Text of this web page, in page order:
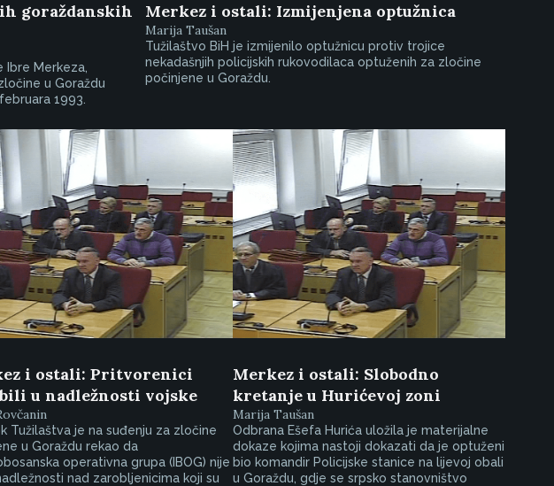
goraždanskih
Ibre Merkeza,
u Goraždu
1993.
Merkez i ostali: Izmijenjena optužnica
Marija Taušan
Tužilaštvo BiH je izmijenilo optužnicu protiv trojice
nekadašnjih policijskih rukovodilaca optuženih za zločine
počinjene u Goraždu.
i ostali: Pritvorenici
u nadležnosti vojske
Tužilaštva je na suđenju za zločine
u Goraždu rekao da
operativna grupa (IBOG) nije
nad zarobljenicima koji su
Merkez i ostali: Slobodno
kretanje u Hurićevoj zoni
Marija Taušan
Odbrana Ešefa Hurića uložila je materijalne
dokaze kojima nastoji dokazati da je optuženi
bio komandir Policijske stanice na lijevoj obali
u Goraždu, gdje se srpsko stanovništvo